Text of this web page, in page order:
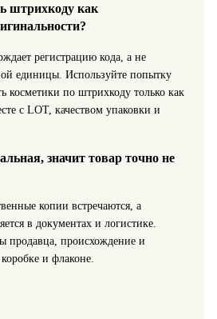
штрихкоду как
регистрацию кода, а не
единицы. Используйте попытку
косметики по штрихкоду только как
с LOT, качеством упаковки и
значит товар точно не
копии встречаются, а
в документах и логистике.
продавца, происхождение и
и флаконе.